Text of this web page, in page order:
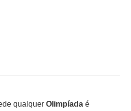
qualquerOlimpíada é